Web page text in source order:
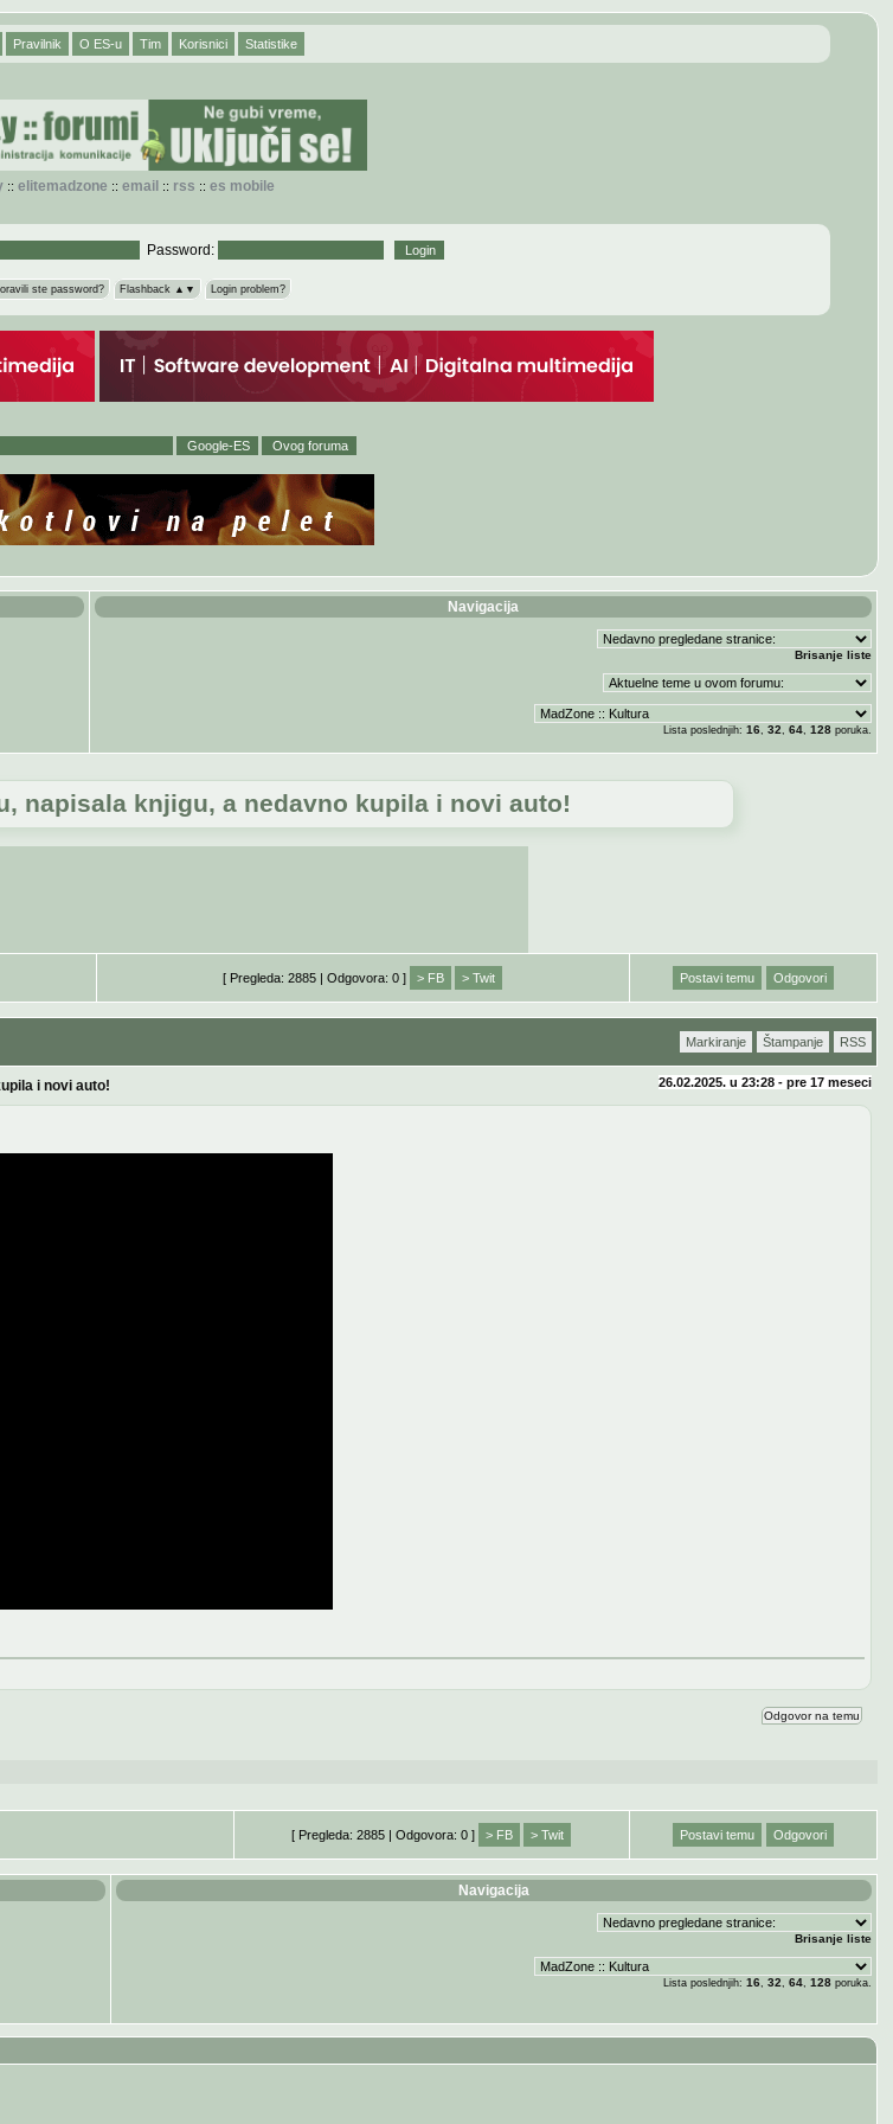
Pravilnik O ES-u Tim Korisnici Statistike
:: elitemadzone :: email :: rss :: es mobile
Password:
ste password? Flashback ▲▼ Login problem?
Navigacija
Brisanje liste
Lista poslednjih: 16, 32 64, 128poruka.
napisala knjigu, a nedavno kupila i novi auto!
[ Pregleda: 2885 | Odgovora: 0 ] > FB > Twit Postavi temu Odgovori
Markiranje Štampanje RSS
i novi auto! 26.02.2025. u 23:28 - pre 17 meseci
Odgovor na temu
[ Pregleda: 2885 | Odgovora: 0 ] > FB > Twit Postavi temu Odgovori
Navigacija
Brisanje liste
Lista poslednjih: 16, 32 64, 128poruka.